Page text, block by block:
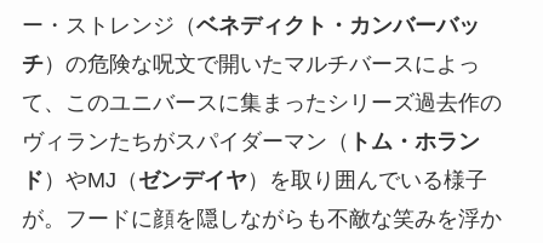
ー・ストレンジ（ベネディクト・カンバーバッ
チ）の危険な呪文で開いたマルチバースによっ
て、このユニバースに集まったシリーズ過去作の
ヴィランたちがスパイダーマン（ トム・ホラン
ド ）やMJ（ ゼンデイヤ）を取り囲んでいる様子
が。フードに顔を隠しながらも不敵な笑みを浮か